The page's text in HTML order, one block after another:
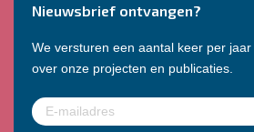
Nieuwsbrief ontvangen?
We versturen een aantal keer per
over onze projecten en publicaties.
E-
mailadres(Vereist)